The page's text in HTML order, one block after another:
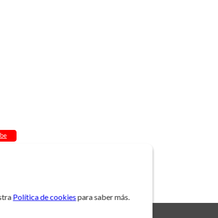
Política de cookiespara saber más.